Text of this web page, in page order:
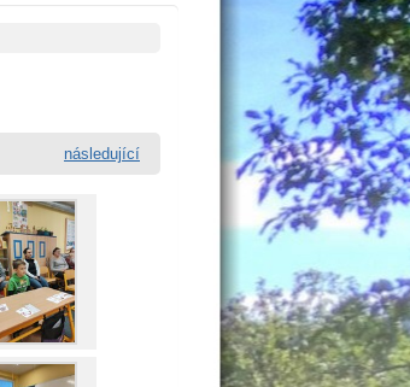
následující